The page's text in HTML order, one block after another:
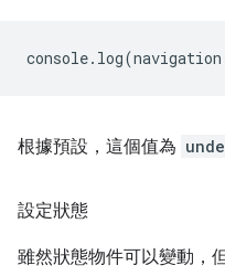
console. log(navigation
根據預設，這個值為
設定狀態
雖然狀態物件可以變動，